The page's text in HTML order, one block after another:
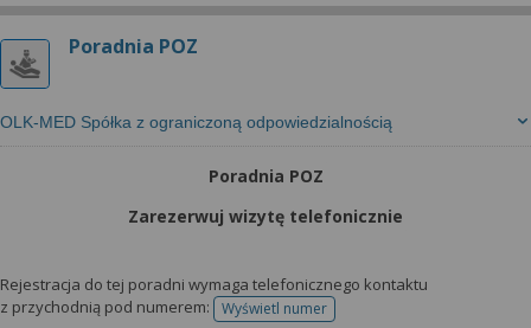
Poradnia POZ
OLK-MED Spółka z ograniczoną odpowiedzialnością
Poradnia POZ
Zarezerwuj wizytę telefonicznie
Rejestracja do tej poradni wymaga telefonicznego kontaktu
z przychodnią pod numerem:
Wyświetl numertelefonu do rejestracji